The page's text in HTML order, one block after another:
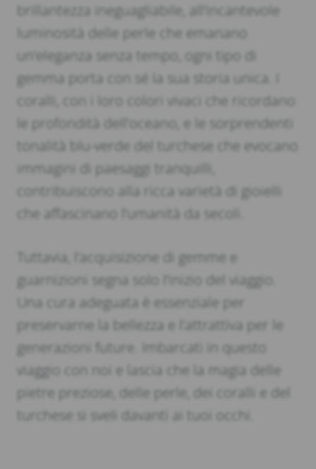
brillantezza ineguagliabile, all’incantevole
luminosità delle perle che emanano
un’eleganza senza tempo, ogni tipo di
gemma porta con sé la sua storia unica. I
coralli, con i loro colori vivaci che ricordano
le profondità dell’oceano, e le sorprendenti
tonalità blu-verde del turchese che evocano
immagini di paesaggi tranquilli,
contribuiscono alla ricca varietà di gioielli
che affascinano l’umanità da secoli.
Tuttavia, l’acquisizione di gemme e
guarnizioni segna solo l’inizio del viaggio.
Una cura adeguata è essenziale per
preservarne la bellezza e l’attrattiva per le
generazioni future. Imbarcati in questo
viaggio con noi e lascia che la magia delle
pietre preziose, delle perle, dei coralli e del
turchese si sveli davanti ai tuoi occhi.